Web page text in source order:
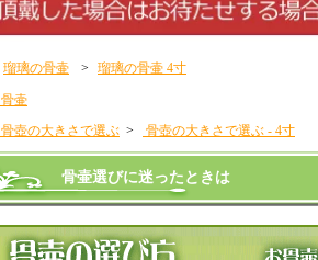
瑠璃の骨壷 > 瑠璃の骨壷 4寸
骨壷
骨壺の大きさで選ぶ > 骨壺の大きさで選ぶ - 4寸
骨壷選びに迷ったときは